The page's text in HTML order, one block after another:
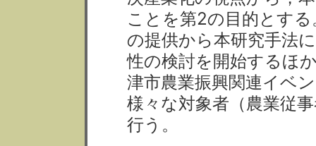
ことを第2の目的とす
の提供から本研究手法
性の検討を開始するほ
津市農業振興関連イベ
様々な対象者（農業従
行う。